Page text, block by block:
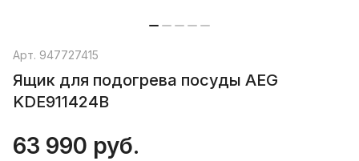
Арт. 947727415
Ящик для подогрева посуды AEG
KDE911424B
63 990 руб.